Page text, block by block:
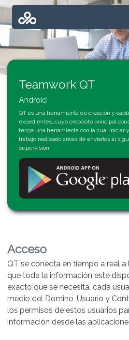
Teamwork QT
Android
QT es una herramienta de creación y
expedientes, cuyo propósito principal
tenga una herramienta con la cual iniciar
trabajo realizado antes de enviarlos al
supervisión.
Acceso
QT se conecta en tiempo a real
que toda la información este
exacto que se necesita, cada
medio del Domino, Usuario y
los permisos de estos usuarios
información desde las